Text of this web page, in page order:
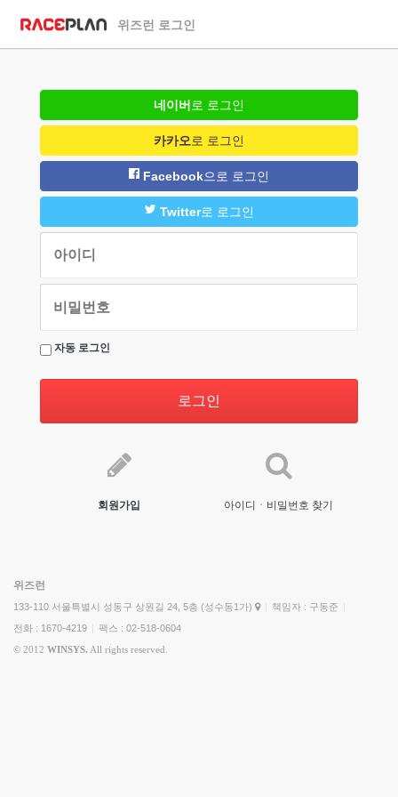
위즈런 로그인
네이버 로 로그인
카카오로 로그인
Facebook으로 로그인
Twitter로 로그인
자동 로그인
로그인
회원가입 아이디ㆍ비밀번호 찾기
위즈런
133-110 서울특별시 성동구 상원길 24, 5층 (성수동1가) 책임자 : 구동준
전화 : 1670-4219
팩스 : 02-518-0604
© 2012 WINSYS. All rights reserved.